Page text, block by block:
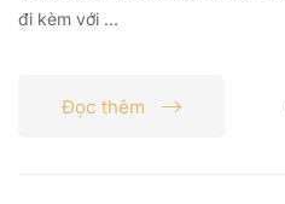
đi kèm với …
Đọc thêm